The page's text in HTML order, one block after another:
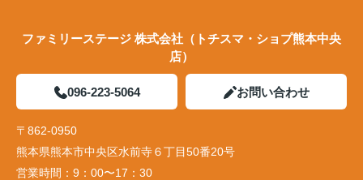
ファミリーステージ 株式会社（トチスマ・ショプ熊本中央
店）
096-223-5064 お問い合わせ
〒862-0950
熊本県熊本市中央区水前寺６丁目50番20号
営業時間： 9：00〜17：30